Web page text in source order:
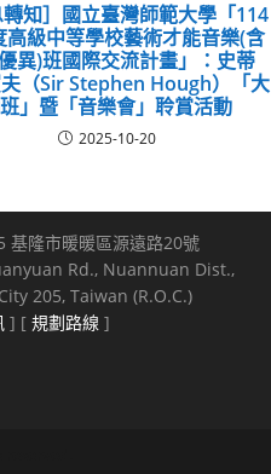
轉知］國立臺灣師範大學「114
高級中等學校藝術才能音樂(含
異)班國際交流計畫」：史蒂
（Sir Stephen Hough）「大
」暨「音樂會」聆賞活動
2025-10-20
基隆市暖暖區源遠路20號
Rd., Nuannuan Dist.,
205, Taiwan (R.O.C.)
] [ 規劃路線 ]